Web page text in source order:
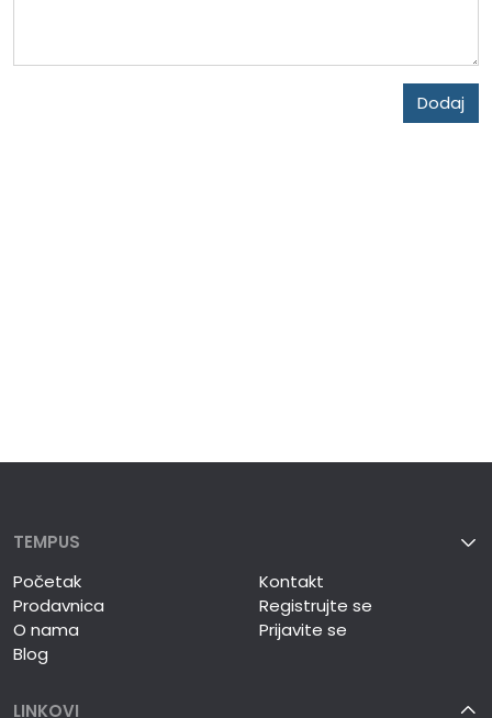
Dodaj
TEMPUS
Početak
Prodavnica
O nama
Blog
Kontakt
Registrujte se
Prijavite se
LINKOVI